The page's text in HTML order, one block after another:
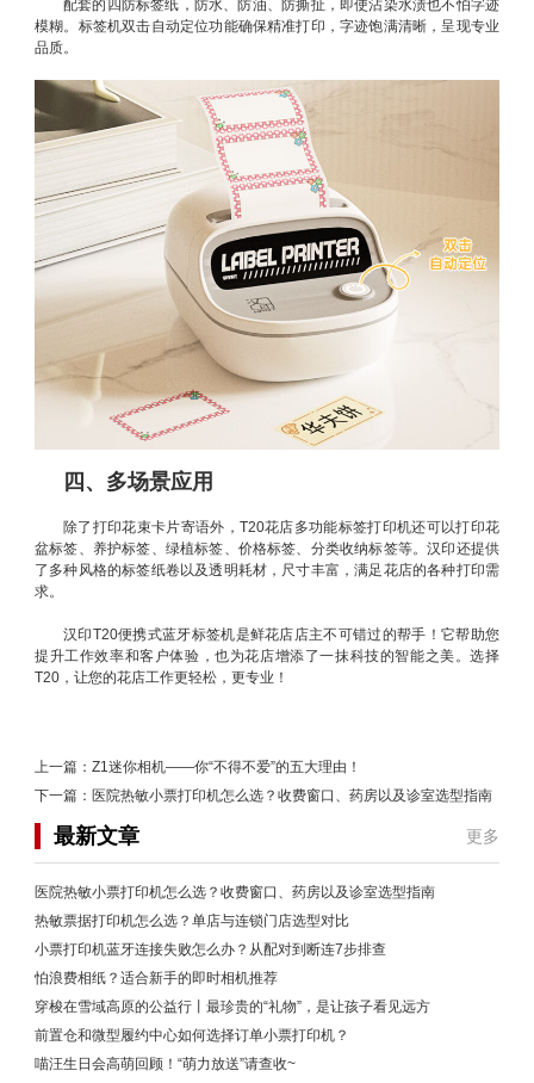
配套的四防标签纸，防水、防油、防撕扯，即使沾染水渍也不怕字迹
模糊。标签机双击自动定位功能确保精准打印，字迹饱满清晰，呈现专业
品质。
四、多场景应用
除了打印花束卡片寄语外，T20花店多功能标签打印机还可以打印花
盆标签、养护标签、绿植标签、价格标签、分类收纳标签等。汉印还提供
了多种风格的标签纸卷以及透明耗材，尺寸丰富，满足花店的各种打印需
求。
汉印T20便携式蓝牙标签机是鲜花店店主不可错过的帮手！它帮助您
提升工作效率和客户体验，也为花店增添了一抹科技的智能之美。选择
T20，让您的花店工作更轻松，更专业！
上一篇： Z1迷你相机——你“不得不爱”的五大理由！
下一篇： 医院热敏小票打印机怎么选？收费窗口、药房以及诊室选型指南
最新文章 更多
医院热敏小票打印机怎么选？收费窗口、药房以及诊室选型指南
热敏票据打印机怎么选？单店与连锁门店选型对比
小票打印机蓝牙连接失败怎么办？从配对到断连7步排查
怕浪费相纸？适合新手的即时相机推荐
穿梭在雪域高原的公益行丨最珍贵的“礼物”，是让孩子看见远方
前置仓和微型履约中心如何选择订单小票打印机？
喵汪生日会高萌回顾！“萌力放送”请查收~